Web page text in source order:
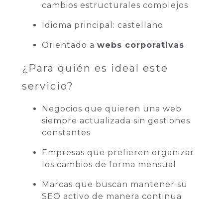
cambios estructurales complejos
Idioma principal: castellano
Orientado a webs corporativas
¿Para quién es ideal este
servicio?
Negocios que quieren una web
siempre actualizada sin gestiones
constantes
Empresas que prefieren organizar
los cambios de forma mensual
Marcas que buscan mantener su
SEO activo de manera continua